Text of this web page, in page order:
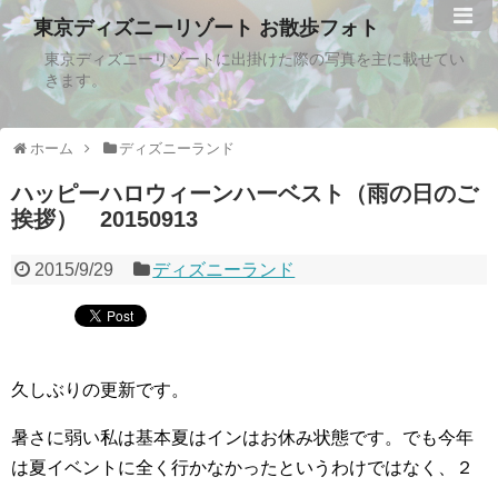
東京ディズニーリゾート お散歩フォト
東京ディズニーリゾートに出掛けた際の写真を主に載せてい
きます。
ホーム ディズニーランド
ハッピーハロウィーンハーベスト（雨の日のご
挨拶） 20150913
2015/9/29 ディズニーランド
久しぶりの更新です。
暑さに弱い私は基本夏はインはお休み状態です。でも今年
は夏イベントに全く行かなかったというわけではなく、２